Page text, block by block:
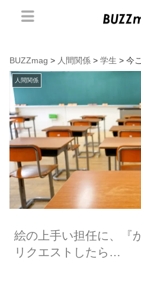
BUZZmag > 人間関係 > 学生 > 今
人間関係
絵の上手い担任に、『
リクエストしたら…